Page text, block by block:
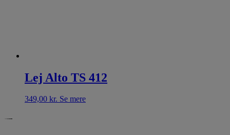
Lej Alto TS 412
349,00 kr. Se mere